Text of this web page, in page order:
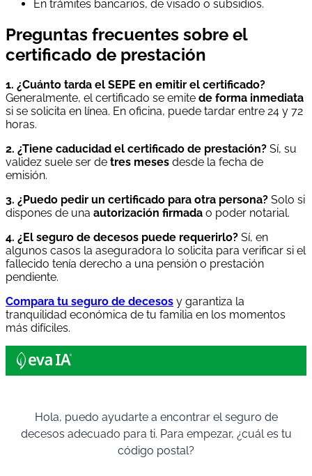
En trámites bancarios, de visado o subsidios.
Preguntas frecuentes sobre el
certificado de prestación
1. ¿Cuánto tarda el SEPE en emitir el certificado?
Generalmente, el certificado se emite de forma inmediata
si se solicita en línea. En oficina, puede tardar entre 24 y 72
horas.
2. ¿Tiene caducidad el certificado de prestación? Sí, su
validez suele ser de tres meses desde la fecha de
emisión.
3. ¿Puedo pedir un certificado para otra persona? Solo si
dispones de una autorización firmada o poder notarial.
4. ¿El seguro de decesos puede requerirlo? Sí, en
algunos casos la aseguradora lo solicita para verificar si el
fallecido tenía derecho a una pensión o prestación
pendiente.
Compara tu seguro de decesos y garantiza la
tranquilidad económica de tu familia en los momentos
más difíciles.
Hola, puedo ayudarte a encontrar el seguro de
decesos adecuado para ti. Para empezar, ¿cuál es tu
código postal?